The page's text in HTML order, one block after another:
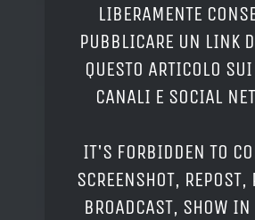
LIBERAMENTE
PUBBLICARE UN LINK
QUESTO ARTICOLO
CANALI E SOCIAL
IT'S FORBIDDEN TO
SCREENSHOT,
BROADCAST, SHOW